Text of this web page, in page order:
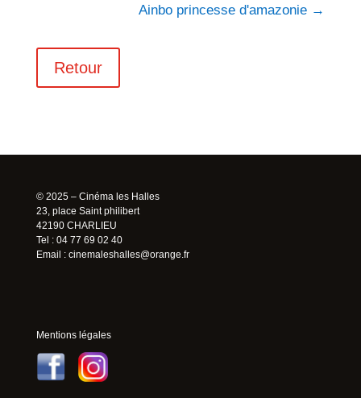
Ainbo princesse d'amazonie →
Retour
© 2025 – Cinéma les Halles
23, place Saint philibert
42190 CHARLIEU
Tel : 04 77 69 02 40
Email : cinemaleshalles@orange.fr
Mentions légales